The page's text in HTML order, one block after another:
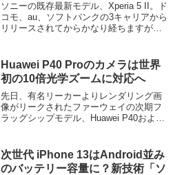
ソニーの既存最新モデル、Xperia 5 II。ド
コモ、au、ソフトバンクの3キャリアから
リリースされてからかなり経ちますが、
す。昨年はXperia 1 ...
Huawei P40 Proのカメラは世界
初の10倍光学ズームに対応へ
先日、有名リーカーよりレンダリング画
像がリークされたファーウェイの次期フ
ラッグシップモデル、Huawei P40および
ッドカーブ」と呼ばれる珍しいデザイ
ン...
次世代 iPhone 13はAndroid並み
のバッテリー容量に？新技術「ソ